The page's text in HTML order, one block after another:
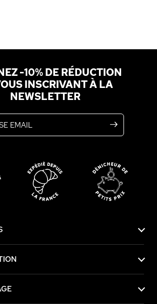
-10% DE RÉDUCTION
INSCRIVANT À LA
NEWSLETTER